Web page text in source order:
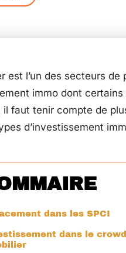
est l’un des secteurs
immo dont
il faut tenir compte de
d’investissement
dans les SPCI
dans le